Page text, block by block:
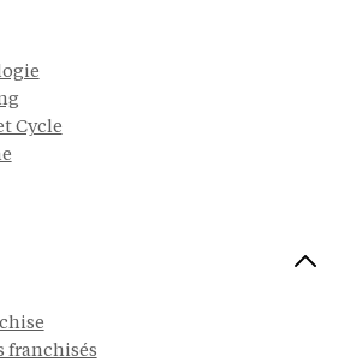
Cycle
franchisés